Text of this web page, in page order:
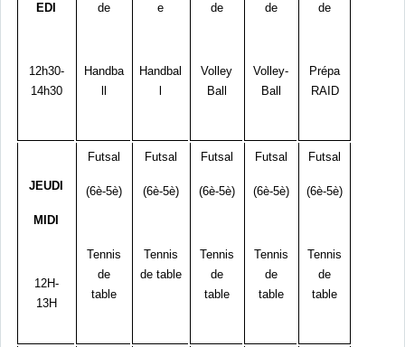
EDI
12h30-
14h30
de
Handba
e
Handbal
de
Volley
Ball
de
Volley-
Ball
de
Prépa
RAID
JEUDI
MIDI
12H-
13H
Futsal
(6è-5è)
Tennis
de
table
Futsal
(6è-5è)
Tennis
de table
Futsal
(6è-5è)
Tennis
de
table
Futsal
(6è-5è)
Tennis
de
table
Futsal
(6è-5è)
Tennis
de
table